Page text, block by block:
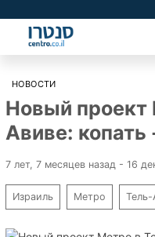
НОВОСТИ
Новый проект
Авиве: копать
7 лет, 7 месяцев назад - 16
Израиль Метро